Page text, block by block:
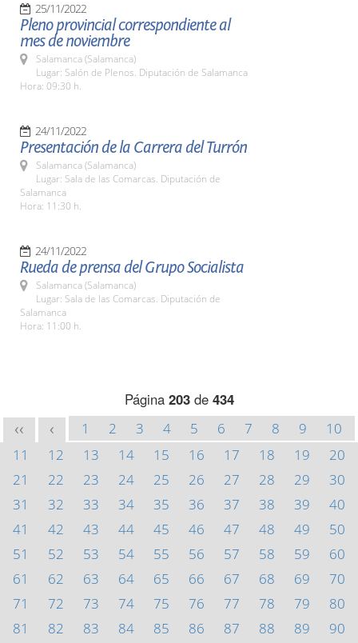
25/11/2022
Pleno provincial correspondiente al
mes de noviembre
Salamanca (Salamanca)
Lugar: Salón de Plenos. Diputación de Salamanca
Hora: 09:30 h.
24/11/2022
Presentación de la Carrera del Turrón
Salamanca (Salamanca)
Lugar: Sala de las Comarcas. Diputación de
Salamanca
Hora: 11:30 h.
24/11/2022
Rueda de prensa del Grupo Socialista
Salamanca (Salamanca)
Lugar: Sala de las Comarcas. Diputación de
Salamanca
Hora: 11:00 h.
Página 203de 434
<< < 1 2 3 4 5 6 7 8 9
10
11
12 13 14 15 16 17 18 19
20
21
22 23 24 25 26 27 28 29
30
31
32 33 34 35 36 37 38 39
40
41
42 43 44 45 46 47 48 49
50
51
52 53 54 55 56 57 58 59
60
61
62 63 64 65 66 67 68 69
70
71
72 73 74 75 76 77 78 79
80
81
82 83 84 85 86 87 88 89
90